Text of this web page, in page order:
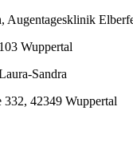
Augentagesklinik
Wuppertal
Sandra
332, 42349 Wuppertal